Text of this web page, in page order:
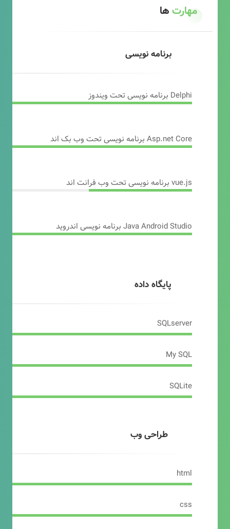
مهارتها
برنامه نویسی
Delphi برنامه نویسی تحت ویندوز
Asp.net Core برنامه نویسی تحت وب بک اند
vue.js برنامه نویسی تحت وب فرانت اند
Java Android Studio برنامه نویسی اندروید
پایگاه داده
SQLserver
My SQL
SQLite
طراحی وب
html
css